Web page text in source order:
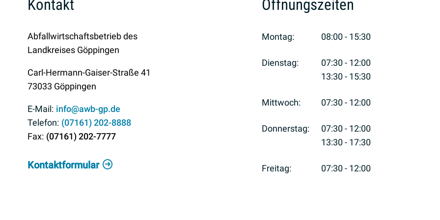
Kontakt
Abfallwirtschaftsbetrieb des
Landkreises Göppingen
Carl-Hermann-Gaiser-Straße 41
73033 Göppingen
info@awb-gp.de
(07161) 202-8888
(07161) 202-7777
Kontaktformular
Öffnungszeiten
Montag: 08:00 - 15:30
Dienstag:
07:30 - 12:00
13:30 - 15:30
Mittwoch: 07:30 - 12:00
Donnerstag:
07:30 - 12:00
13:30 - 17:30
Freitag: 07:30 - 12:00